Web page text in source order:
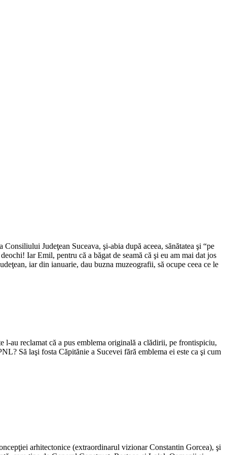
Judeţean Suceava, şi-abia după aceea, sănătatea şi “pe
Iar Emil, pentru că a băgat de seamă că şi eu am mai dat jos
iar din ianuarie, dau buzna muzeografii, să ocupe ceea ce le
au reclamat că a pus emblema originală a clădirii, pe frontispiciu,
Să laşi fosta Căpitănie a Sucevei fără emblema ei este ca şi cum
arhitectonice (extraordinarul vizionar Constantin Gorcea), şi